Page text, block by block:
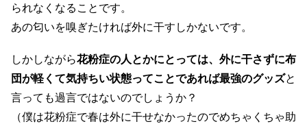
られなくなることです。
あの匂いを嗅ぎたければ外に干すしかないです。
しかしながら花粉症の人とかにとっては、外に干さずに布
団が軽くて気持ちい状態ってことであれば最強のグッズと
言っても過言ではないのでしょうか？
（僕は花粉症で春は外に干せなかったのでめちゃくちゃ助